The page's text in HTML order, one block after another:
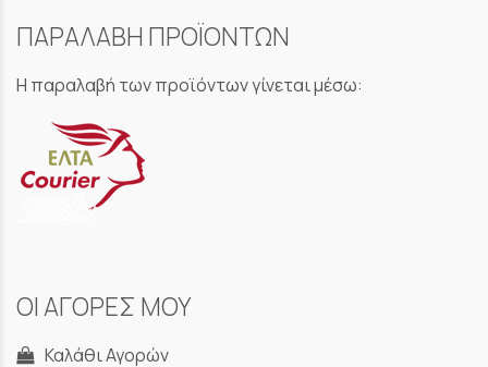
ΠΑΡΑΛΑΒΗ ΠΡΟΪΟΝΤΩΝ
Η παραλαβή των προϊόντων γίνεται μέσω:
ΟΙ ΑΓΟΡΕΣ ΜΟΥ
Καλάθι Αγορών